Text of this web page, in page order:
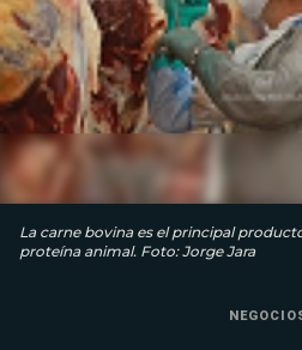
La carne bovina es el principal
proteína animal. Foto: Jorge Jara